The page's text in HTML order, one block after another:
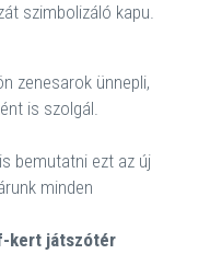
szimbolizáló kapu.
zenesarok ünnepli,
is szolgál.
bemutatni ezt az új
minden
kert játszótér